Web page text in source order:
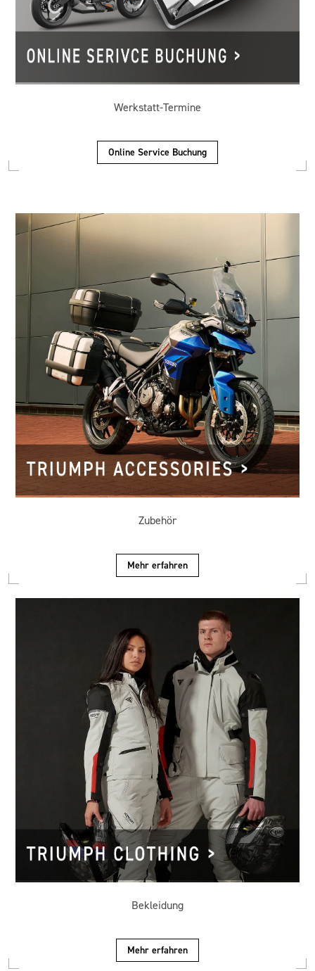
Werkstatt-Termine
Online Service Buchung
Zubehör
Mehr erfahren
Bekleidung
Mehr erfahren